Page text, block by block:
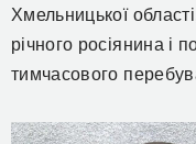
Хмельницької
річного росіянина і
тимчасового